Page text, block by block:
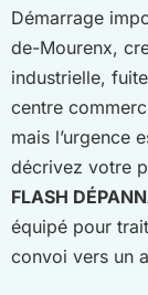
Démarrage
de-Mourenx,
industrielle,
centre
mais l’urgence
décrivez votre
FLASH
équipé pour
convoi vers un